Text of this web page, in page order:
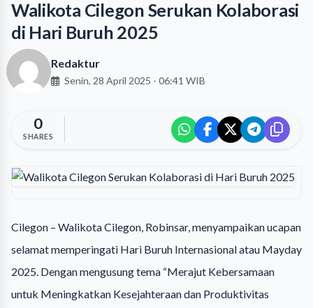
Walikota Cilegon Serukan Kolaborasi
di Hari Buruh 2025
Redaktur
Senin, 28 April 2025 - 06:41 WIB
0
SHARES
Cilegon – Walikota Cilegon, Robinsar, menyampaikan ucapan
selamat memperingati Hari Buruh Internasional atau Mayday
2025. Dengan mengusung tema “Merajut Kebersamaan
untuk Meningkatkan Kesejahteraan dan Produktivitas